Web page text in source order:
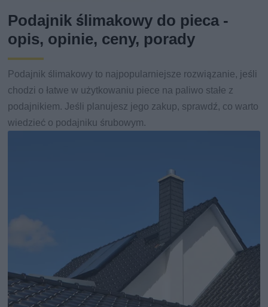
Podajnik ślimakowy do pieca -
opis, opinie, ceny, porady
Podajnik ślimakowy to najpopularniejsze rozwiązanie, jeśli
chodzi o łatwe w użytkowaniu piece na paliwo stałe z
podajnikiem. Jeśli planujesz jego zakup, sprawdź, co warto
wiedzieć o podajniku śrubowym.